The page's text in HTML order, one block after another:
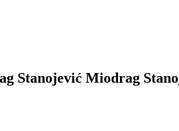
Stanojević Miodrag